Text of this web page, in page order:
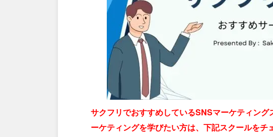
サクフリでおすすめしているSNSマーケティン
ーケティングを学びたい方は、下記スクールをチ